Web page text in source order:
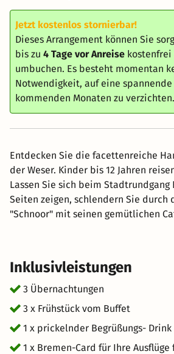
Jetzt kostenlos stornierbar!
Dieses Arrangement können Sie
bis zu 4 Tage vor Anreise
umbuchen. Es besteht momentan
Notwendigkeit, auf eine spannende
kommenden Monaten zu verzichten.
Entdecken Sie die facettenreiche
der Weser. Kinder bis 12 Jahren
Lassen Sie sich beim Stadtrundgang
Seiten zeigen, schlendern Sie
"Schnoor" mit seinen gemütlichen
originellem Kunsthandwerk. Fremde
Hansestadt Bremen ist Heimatstadt
Bremer Stadtmusikanten.
Architektur, Natur und Kultur bilden
Gesamtkunstwerk. Ihr erlebnisreicher Citytrip nach
Bremen beinhaltet eine
Frühstücksbuffet im Vitaminlager,
und die Bremen-Card für 4 Tage. Wir freuen uns auf Ihren
Inklusivleistungen
3 Übernachtungen
3 x Frühstück vom Buffet
1 x prickelnder Begrüßungs- Drink
1 x Bremen-Card für Ihre Ausflüge